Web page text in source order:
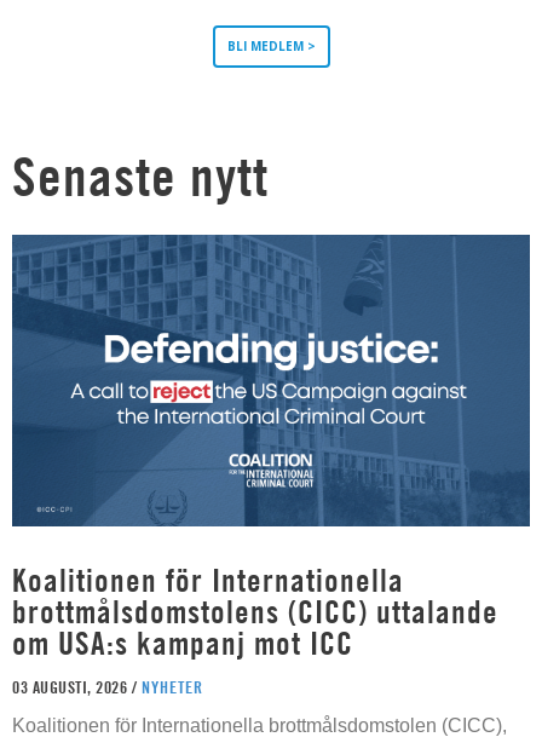
BLI MEDLEM >
Senaste nytt
Koalitionen för Internationella
brottmålsdomstolens (CICC) uttalande
om USA:s kampanj mot ICC
03 AUGUSTI, 2026 / NYHETER
Koalitionen för Internationella brottmålsdomstolen (CICC),